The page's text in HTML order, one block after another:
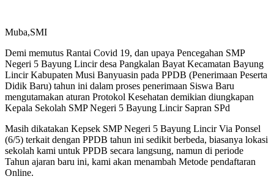
Muba,SMI
Demi memutus Rantai Covid 19, dan upaya Pencegahan SMP
Negeri 5 Bayung Lincir desa Pangkalan Bayat Kecamatan Bayung
Lincir Kabupaten Musi Banyuasin pada PPDB (Penerimaan Peserta
Didik Baru) tahun ini dalam proses penerimaan Siswa Baru
mengutamakan aturan Protokol Kesehatan demikian diungkapan
Kepala Sekolah SMP Negeri 5 Bayung Lincir Sapran SPd
Masih dikatakan Kepsek SMP Negeri 5 Bayung Lincir Via Ponsel
(6/5) terkait dengan PPDB tahun ini sedikit berbeda, biasanya lokasi
sekolah kami untuk PPDB secara langsung, namun di periode
Tahun ajaran baru ini, kami akan menambah Metode pendaftaran
Online.